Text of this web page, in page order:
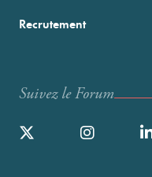
Recrutement
Suivez le Forum